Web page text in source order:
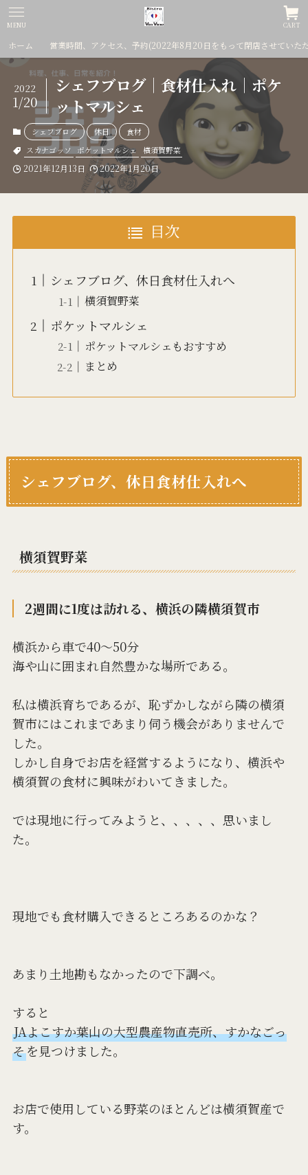
CART
MENU
ホーム 営業時間、アクセス、予約(2022年8月20日をもって閉店させていた
シェフブログ｜食材仕入れ｜ポケ
ットマルシェ
2022
1/20
シェフブログ 休日
食材
スカナゴッソ ポケットマルシェ 横須賀野菜
2021年12月13日 2022年1月20日
目次
シェフブログ、休日食材仕入れへ
横須賀野菜
ポケットマルシェ
ポケットマルシェもおすすめ
まとめ
シェフブログ、休日食材仕入れへ
横須賀野菜
2週間に1度は訪れる、横浜の隣横須賀市
横浜から車で40〜50分
海や山に囲まれ自然豊かな場所である。
私は横浜育ちであるが、恥ずかしながら隣の横須
賀市にはこれまであまり伺う機会がありませんで
した。
しかし自身でお店を経営するようになり、横浜や
横須賀の食材に興味がわいてきました。
では現地に行ってみようと、、、、、思いまし
た。
現地でも食材購入できるところあるのかな？
あまり土地勘もなかったので下調べ。
すると
JAよこすか葉山の大型農産物直売所、すかなごっ
そを見つけました。
お店で使用している野菜のほとんどは横須賀産で
す。